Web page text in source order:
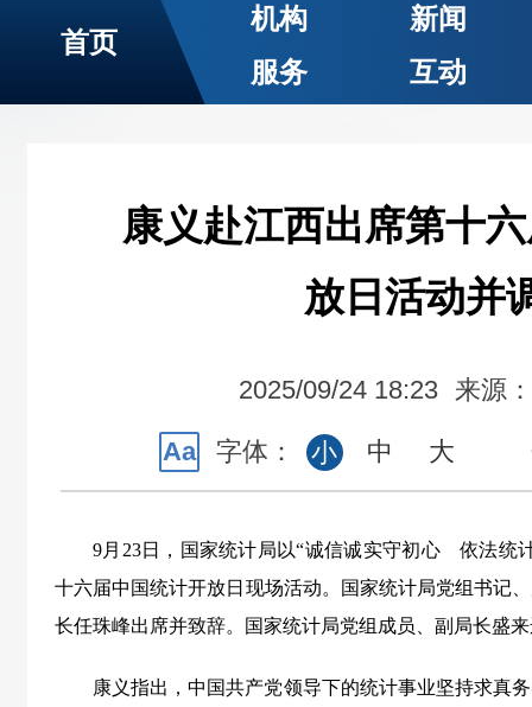
首页
机构
新闻
服务
互动
康义赴江西出席第十
放日活动并
2025/09/24 18:23 来源
Aa 字体： 小 中 大
9月23日，国家统计局以“诚信诚实守初心 依法统
十六届中国统计开放日现场活动。国家统计局党组书记
长任珠峰出席并致辞。国家统计局党组成员、副局长盛
康义指出，中国共产党领导下的统计事业坚持求真